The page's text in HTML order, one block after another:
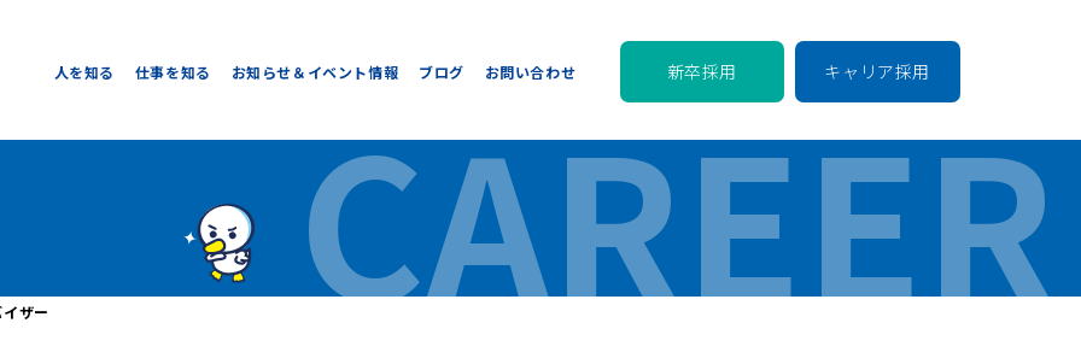
人を知る 仕事を知る お知らせ＆イベント情報 ブログ お問い合わせ 新卒採用 キャリア採用
CAREER
ザー